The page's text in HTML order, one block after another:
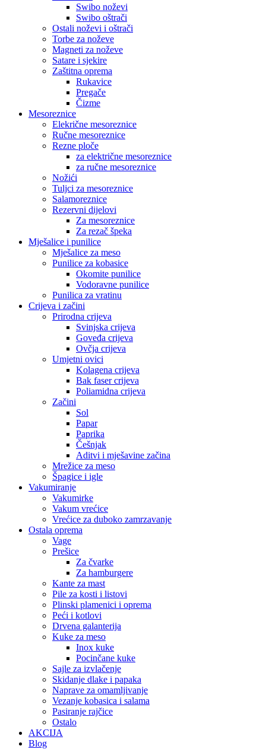
Swibo noževi
Swibo oštrači
Ostali noževi i oštrači
Torbe za noževe
Magneti za noževe
Satare i sjekire
Zaštitna oprema
Rukavice
Pregače
Čizme
Mesoreznice
Elekrične mesoreznice
Ručne mesoreznice
Rezne ploče
za električne mesoreznice
za ručne mesoreznice
Nožići
Tuljci za mesoreznice
Salamoreznice
Rezervni dijelovi
Za mesoreznice
Za rezač špeka
Mješalice i punilice
Mješalice za meso
Punilice za kobasice
Okomite punilice
Vodoravne punilice
Punilica za vratinu
Crijeva i začini
Prirodna crijeva
Svinjska crijeva
Goveđa crijeva
Ovčja crijeva
Umjetni ovici
Kolagena crijeva
Bak faser crijeva
Poliamidna crijeva
Začini
Sol
Papar
Paprika
Češnjak
Aditvi i mješavine začina
Mrežice za meso
Špagice i igle
Vakumiranje
Vakumirke
Vakum vrećice
Vrećice za duboko zamrzavanje
Ostala oprema
Vage
Prešice
Za čvarke
Za hamburgere
Kante za mast
Pile za kosti i listovi
Plinski plamenici i oprema
Peći i kotlovi
Drvena galanterija
Kuke za meso
Inox kuke
Pocinčane kuke
Sajle za izvlačenje
Skidanje dlake i papaka
Naprave za omamljivanje
Vezanje kobasica i salama
Pasiranje rajčice
Ostalo
AKCIJA
Blog